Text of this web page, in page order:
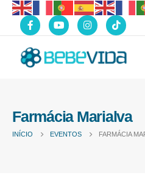
Farmácia Marialva
INÍCIO EVENTOS FARMÁCIA